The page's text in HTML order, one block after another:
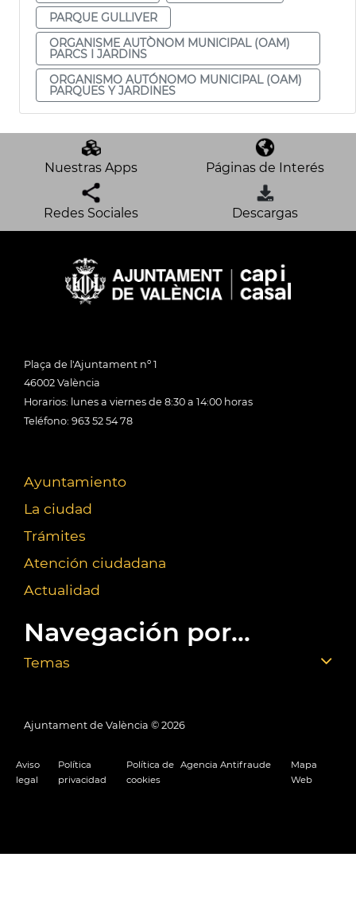
PARQUE GULLIVER
ORGANISME AUTÒNOM MUNICIPAL (OAM)
PARCS I JARDINS
ORGANISMO AUTÓNOMO MUNICIPAL (OAM)
PARQUES Y JARDINES
Nuestras Apps Páginas de Interés
Redes Sociales Descargas
Plaça de l'Ajuntament nº 1
46002 València
Horarios: lunes a viernes de 8:30 a 14:00 horas
Teléfono: 963 52 54 78
Ayuntamiento
La ciudad
Trámites
Atención ciudadana
Actualidad
Navegación por...
Temas
Ajuntament de València © 2026
Aviso
legal
Política
privacidad
Política de
cookies
Agencia Antifraude
Mapa
Web